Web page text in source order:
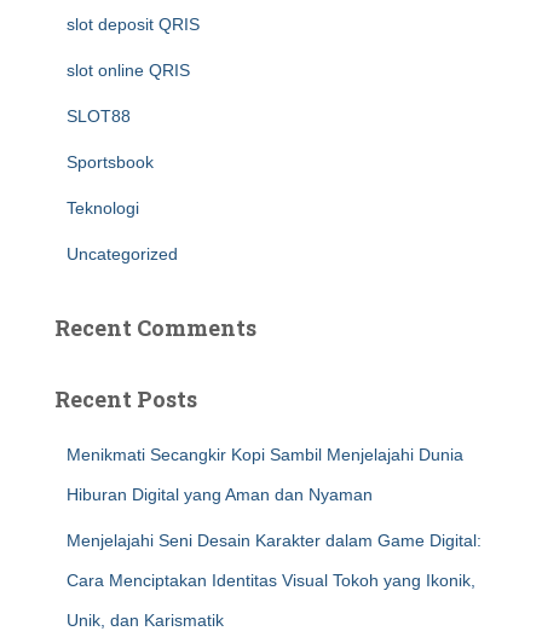
slot deposit QRIS
slot online QRIS
SLOT88
Sportsbook
Teknologi
Uncategorized
Recent Comments
Recent Posts
Menikmati Secangkir Kopi Sambil Menjelajahi Dunia
Hiburan Digital yang Aman dan Nyaman
Menjelajahi Seni Desain Karakter dalam Game Digital:
Cara Menciptakan Identitas Visual Tokoh yang Ikonik,
Unik, dan Karismatik